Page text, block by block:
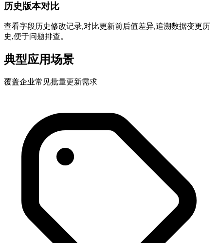
历史版本对比
查看字段历史修改记录,对比更新前后值差异,追溯数据变更历
史,便于问题排查。
典型应用场景
覆盖企业常见批量更新需求